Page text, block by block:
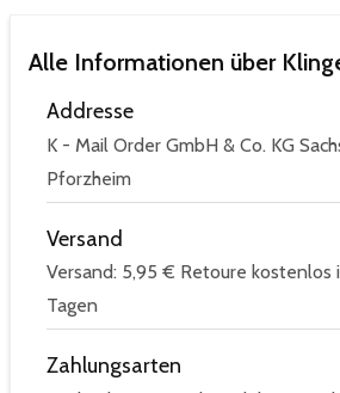
Alle Informationen über
Addresse
K - Mail Order GmbH & Co. KG
Pforzheim
Versand
Versand: 5,95 € Retoure kostenlos
Tagen
Zahlungsarten